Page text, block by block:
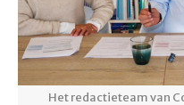
Het redactieteam van